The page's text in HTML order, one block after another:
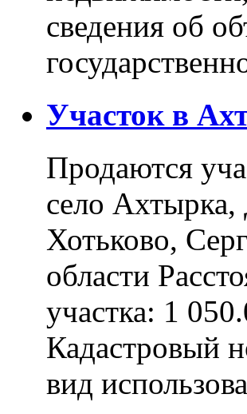
сведения об
Участок в
Продаются
село
Хотьково,
области
участка: 1
Кадастровый
вид